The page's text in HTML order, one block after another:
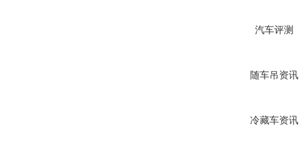
汽车评测
随车吊资讯
冷藏车资讯